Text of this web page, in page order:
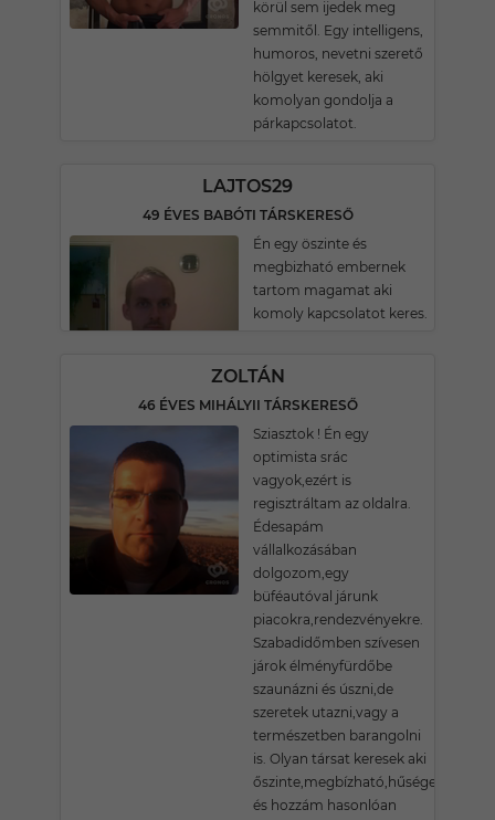
körül sem ijedek meg
semmitől. Egy intelligens,
humoros, nevetni szerető
hölgyet keresek, aki
komolyan gondolja a
párkapcsolatot.
LAJTOS29
49 ÉVES BABÓTI TÁRSKERESŐ
Én egy öszinte és
megbizható embernek
tartom magamat aki
komoly kapcsolatot keres.
ZOLTÁN
46 ÉVES MIHÁLYII TÁRSKERESŐ
Sziasztok ! Én egy
optimista srác
vagyok,ezért is
regisztráltam az oldalra.
Édesapám
vállalkozásában
dolgozom,egy
büféautóval járunk
piacokra,rendezvényekre.
Szabadidőmben szívesen
járok élményfürdőbe
szaunázni és úszni,de
szeretek utazni,vagy a
természetben barangolni
is. Olyan társat keresek aki
őszinte,megbízható,hűséges
és hozzám hasonlóan